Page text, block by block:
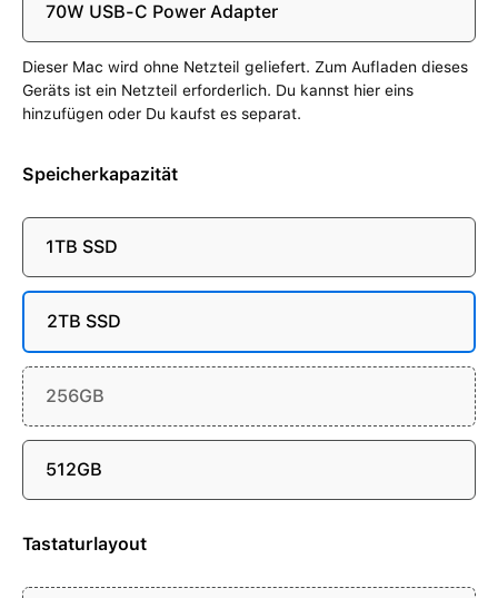
70W USB-C Power Adapter
Dieser Mac wird ohne Netzteil geliefert. Zum Aufladen dieses
Geräts ist ein Netzteil erforderlich. Du kannst hier eins
hinzufügen oder Du kaufst es separat.
Speicherkapazität
1TB SSD
2TB SSD
256GB
512GB
Tastaturlayout